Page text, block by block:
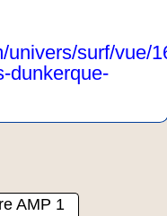
univers/surf/vue/
dunkerque-
AMP 1